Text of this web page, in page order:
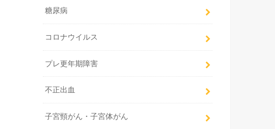
糖尿病
コロナウイルス
プレ更年期障害
不正出血
子宮頸がん・子宮体がん